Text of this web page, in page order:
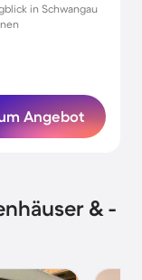
in Schwangau
Angebot
& -